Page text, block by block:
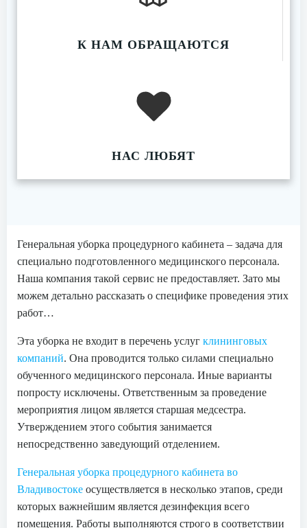
К НАМ ОБРАЩАЮТСЯ
НАС ЛЮБЯТ
Генеральная уборка процедурного кабинета – задача для
специально подготовленного медицинского персонала.
Наша компания такой сервис не предоставляет. Зато мы
можем детально рассказать о специфике проведения этих
работ…
Эта уборка не входит в перечень услуг клининговых
компаний. Она проводится только силами специально
обученного медицинского персонала. Иные варианты
попросту исключены. Ответственным за проведение
мероприятия лицом является старшая медсестра.
Утверждением этого события занимается
непосредственно заведующий отделением.
Генеральная уборка процедурного кабинета во
Владивостоке осуществляется в несколько этапов, среди
которых важнейшим является дезинфекция всего
помещения. Работы выполняются строго в соответствии